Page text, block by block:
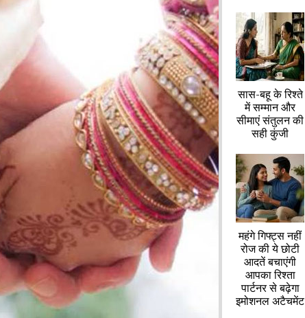
सास-बहू के रिश्ते
में सम्मान और
सीमाएं संतुलन की
सही कुंजी
महंगे गिफ्ट्स नहीं
रोज की ये छोटी
आदतें बचाएंगी
आपका रिश्ता
पार्टनर से बढ़ेगा
इमोशनल अटैचमेंट